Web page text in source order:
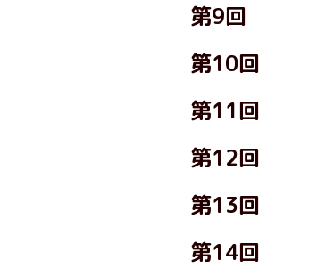
第9回
第10回
第11回
第12回
第13回
第14回